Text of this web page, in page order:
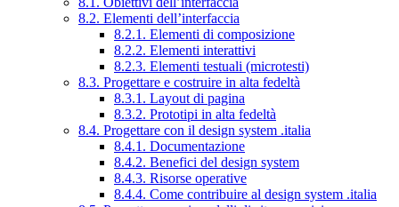
8.2. Elementi dell’interfaccia
8.2.1. Elementi di composizione
8.2.2. Elementi interattivi
8.2.3. Elementi testuali (microtesti)
8.3. Progettare e costruire in alta fedeltà
8.3.1. Layout di pagina
8.3.2. Prototipi in alta fedeltà
8.4. Progettare con il design system .italia
8.4.1. Documentazione
8.4.2. Benefici del design system
8.4.3. Risorse operative
8.4.4. Come contribuire al design system .italia